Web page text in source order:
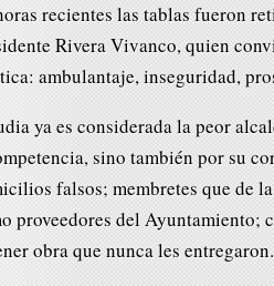
recientes las tablas fueron
Rivera Vivanco, quien
ambulantaje, inseguridad,
ya es considerada la peor
sino también por su
falsos; membretes que de
proveedores del Ayuntamiento;
obra que nunca les entregaron.